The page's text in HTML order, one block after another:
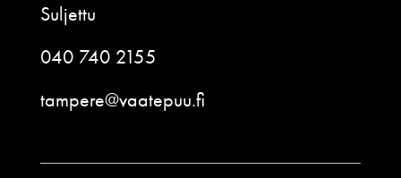
Suljettu
040 740 2155
tampere@vaatepuu.fi